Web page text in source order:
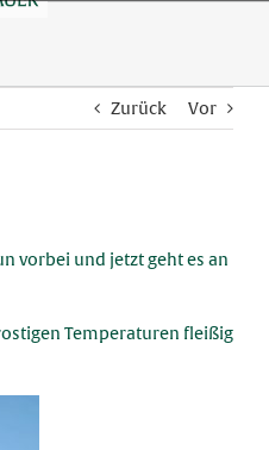
Zurück Vor
vorbei und jetzt geht es an
Temperaturen fleißig